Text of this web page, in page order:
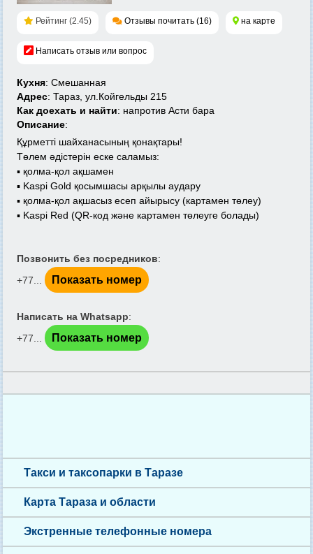
Рейтинг (2.45) Отзывы почитать (16) на карте
Написать отзыв или вопрос
Кухня: Смешанная
Адрес: Тараз, ул.Койгельды 215
Как доехать и найти: напротив Асти бара
Описание:
Құрметті шайханасының қонақтары!
Төлем әдістерін еске саламыз:
▪ қолма-қол ақшамен
▪ Kaspi Gold қосымшасы арқылы аудару
▪ қолма-қол ақшасыз есеп айырысу (картамен төлеу)
▪ Kaspi Red (QR-код және картамен төлеуге болады)
Позвонить без посредников:
+77...
Показать номер
Написать на Whatsapp:
+77...
Показать номер
Такси и таксопарки в Таразе
Карта Тараза и области
Экстренные телефонные номера